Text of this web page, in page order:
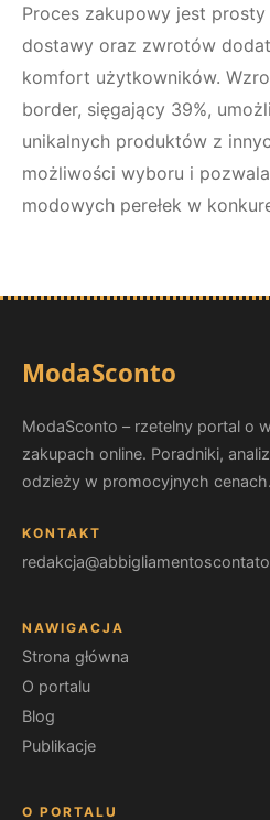
Proces zakupowy jest
dostawy oraz zwrotów
komfort użytkowników.
border, sięgający 39%,
unikalnych produktów z
możliwości wyboru i
modowych perełek w
ModaSconto
ModaSconto – rzetelny portal o
zakupach online. Poradniki,
odzieży w promocyjnych cenach.
KONTAKT
NAWIGACJA
Strona główna
O portalu
Blog
Publikacje
O PORTALU